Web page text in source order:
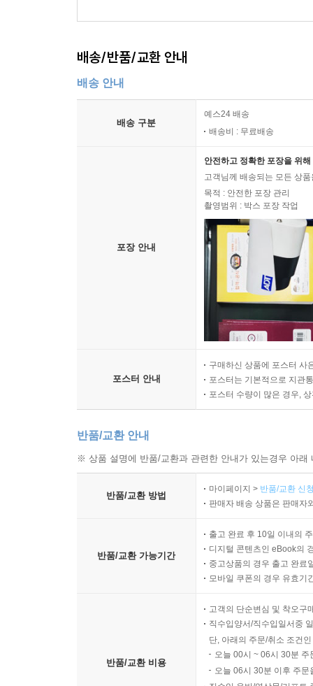
배송/반품/교환 안내
배송 안내
배송 구분
예스24 배송
배송비 : 무료배송
포장 안내
안전하고 정확한 포장을 위
고객님께 배송되는 모든 상
목적 : 안전한 포장 관리
촬영범위 : 박스 포장 작업
포스터 안내
구매하신 상품에 포스터 사
포스터는 기본적으로 지관
포스터 수량이 많은 경우,
반품/교환 안내
※ 상품 설명에 반품/교환과 관련한 안내가 있는경우 아
반품/교환 방법
마이페이지 > 반품/교환 신
판매자 배송 상품은 판매자
반품/교환 가능기간
출고 완료 후 10일 이내의
디지털 콘텐츠인 eBook의
중고상품의 경우 출고 완료
모바일 쿠폰의 경우 유효기
반품/교환 비용
고객의 단순변심 및 착오구
직수입양서/직수입일서중
단, 아래의 주문/취소 조건
오늘 00시 ~ 06시 30분
오늘 06시 30분 이후 주